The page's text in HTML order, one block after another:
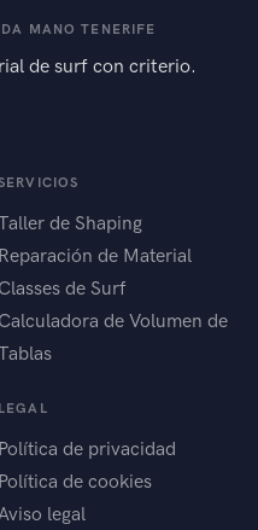
MANO TENERIFE
de surf con criterio.
de Shaping
Reparación de Material
Classes de Surf
Calculadora de Volumen de
LEGAL
Política de privacidad
Política de cookies
legal